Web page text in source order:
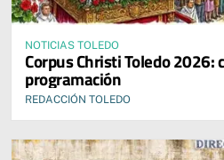
NOTICIAS TOLEDO
Corpus Christi Toledo
programación
REDACCIÓN TOLEDO